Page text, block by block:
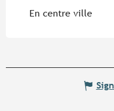
En centre ville